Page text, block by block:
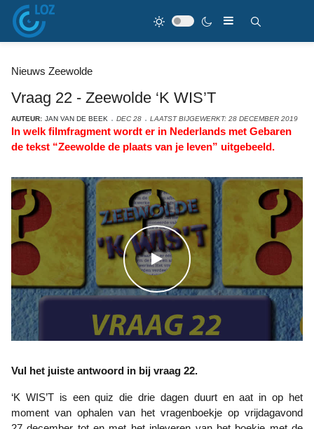
Nieuws Zeewolde
Vraag 22 - Zeewolde ‘K WIS’T
AUTEUR: JAN VAN DE BEEK DEC 28 LAATST BIJGEWERKT: 28 DECEMBER 2019
In welk filmfragment wordt er in Nederlands met Gebaren
de tekst “Zeewolde de plaats van je leven” uitgebeeld.
WATCH THE VIDEO
Vul het juiste antwoord in bij vraag 22.
‘K WIS’T is een quiz die drie dagen duurt en aat in op het
moment van ophalen van het vragenboekje op vrijdagavond